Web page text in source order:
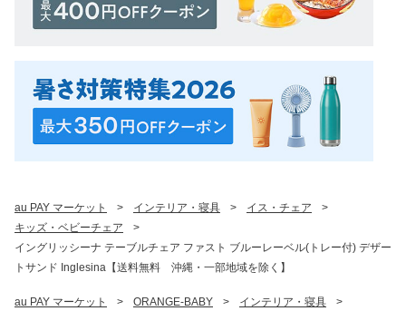
au PAY マーケット > インテリア・寝具 > イス・チェア
>
キッズ・ベビーチェア
>
イングリッシーナ テーブルチェア ファスト ブルーレーベル(トレー付) デザー
トサンド Inglesina【送料無料 沖縄・一部地域を除く】
au PAY マーケット > ORANGE-BABY > インテリア・寝具
>